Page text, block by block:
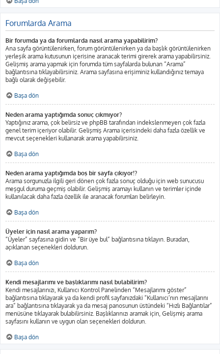
Forumlarda Arama
Bir forumda ya da forumlarda nasıl arama yapabilirim?
Ana sayfa görüntülenirken, forum görüntülenirken ya da başlık görüntülenirken
yerleşik arama kutusunun içerisine aranacak terimi girerek arama yapabilirsiniz.
Gelişmiş arama yapmak için forumda tüm sayfalarda bulunan “Arama”
bağlantısına tıklayabilirsiniz. Arama sayfasına erişiminiz kullandığınız temaya
bağlı olarak değişebilir.
Başa dön
Neden arama yaptığımda sonuç çıkmıyor?
Yaptığınız arama, çok belirsiz ve phpBB tarafından indekslenmeyen çok fazla
genel terim içeriyor olabilir. Gelişmiş Arama içerisindeki daha fazla özellik ve
mevcut seçenekleri kullanarak arama yapabilirsiniz.
Başa dön
Neden arama yaptığımda boş bir sayfa çıkıyor!?
Arama sorgunuzla ilgili geri dönen çok fazla sonuç olduğu için web sunucusu
meşgul duruma geçmiş olabilir. Gelişmiş aramayı kullanın ve terimler içinde
kullanılacak daha fazla özellik ile aranacak forumları belirleyin.
Başa dön
Üyeler için nasıl arama yaparım?
“Üyeler” sayfasına gidin ve “Bir üye bul” bağlantısına tıklayın. Buradan,
açıklanan seçenekleri doldurun.
Başa dön
Kendi mesajlarımı ve başlıklarımı nasıl bulabilirim?
Kendi mesajlarınızı, Kullanıcı Kontrol Panelinden “Mesajlarımı göster”
bağlantısına tıklayarak ya da kendi profil sayfanızdaki “Kullanıcı’nın mesajlarını
ara” bağlantısına tıklayarak ya da mesaj panosunun üstündeki “Hızlı Bağlantılar”
menüsüne tıklayarak bulabilirsiniz. Başlıklarınızı aramak için, Gelişmiş arama
sayfasını kullanın ve uygun olan seçenekleri doldurun.
Başa dön